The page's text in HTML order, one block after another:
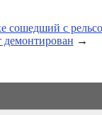
сошедший с
демонтирован →